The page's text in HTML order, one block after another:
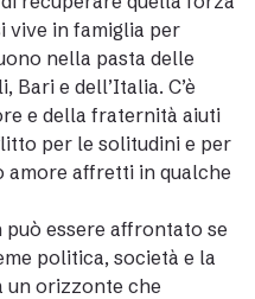
vive in famiglia per
nella pasta delle
e dell’Italia. C’è
e della fraternità aiuti
per le solitudini e per
amore affretti in qualche
può essere affrontato se
politica, società e la
un orizzonte che